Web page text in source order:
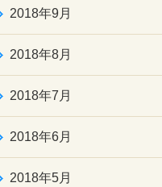
2018年9月
2018年8月
2018年7月
2018年6月
2018年5月